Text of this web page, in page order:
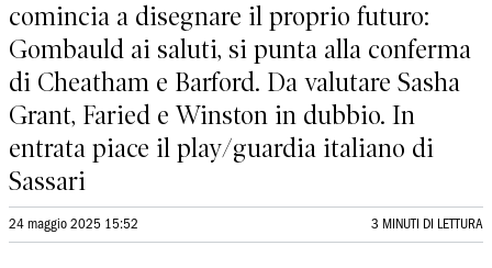
comincia a disegnare il proprio futuro:
Gombauld ai saluti, si punta alla conferma
di Cheatham e Barford. Da valutare Sasha
Grant, Faried e Winston in dubbio. In
entrata piace il play/guardia italiano di
Sassari
24 maggio 2025 15:52 3 MINUTI DI LETTURA